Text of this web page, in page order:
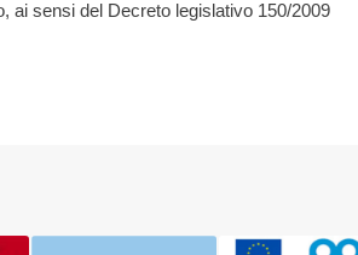
ai sensi del Decreto legislativo 150/2009